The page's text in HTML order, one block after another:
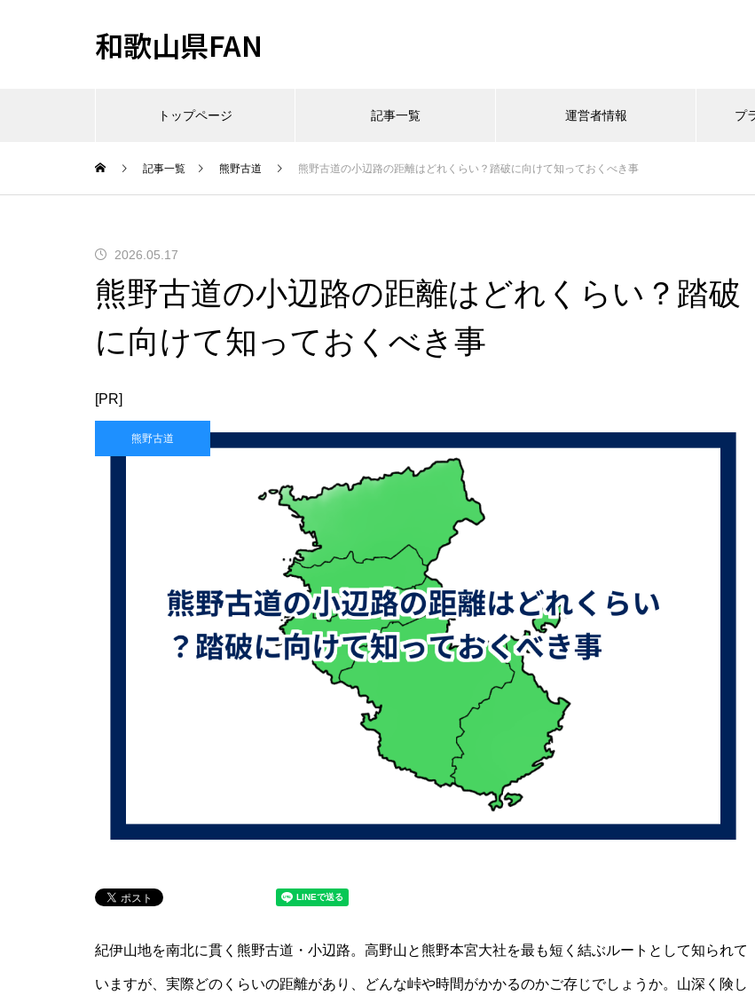
和歌山県FAN
トップページ 記事一覧 運営者情報 プ
記事一覧 熊野古道 熊野古道の小辺路の距離はどれくらい？踏破に向けて知っておくべき事
2026.05.17
熊野古道の小辺路の距離はどれくらい？踏破
に向けて知っておくべき事
[PR]
熊野古道
紀伊山地を南北に貫く熊野古道・小辺路。高野山と熊野本宮大社を最も短く結ぶルートとして知られて
いますが、実際どのくらいの距離があり、どんな峠や時間がかかるのかご存じでしょうか。山深く険し